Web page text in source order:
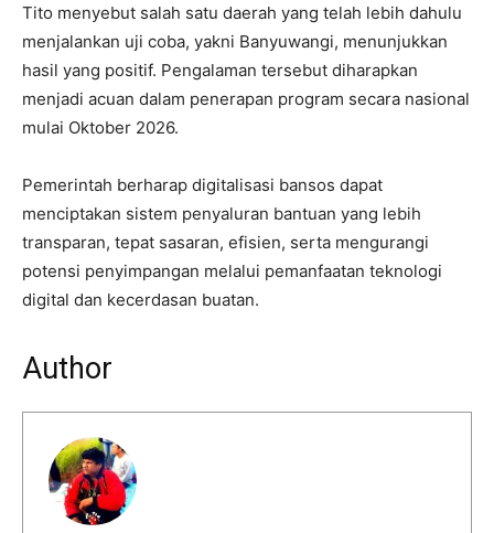
Tito menyebut salah satu daerah yang telah lebih dahulu
menjalankan uji coba, yakni Banyuwangi, menunjukkan
hasil yang positif. Pengalaman tersebut diharapkan
menjadi acuan dalam penerapan program secara nasional
mulai Oktober 2026.
Pemerintah berharap digitalisasi bansos dapat
menciptakan sistem penyaluran bantuan yang lebih
transparan, tepat sasaran, efisien, serta mengurangi
potensi penyimpangan melalui pemanfaatan teknologi
digital dan kecerdasan buatan.
Author